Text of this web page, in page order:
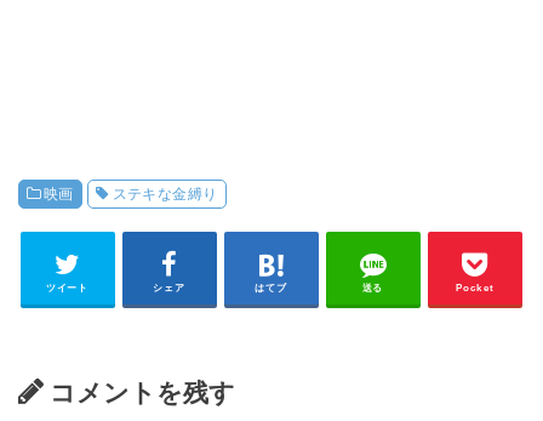
映画 ステキな金縛り
ツイート シェア はてブ 送る Pocket
コメントを残す